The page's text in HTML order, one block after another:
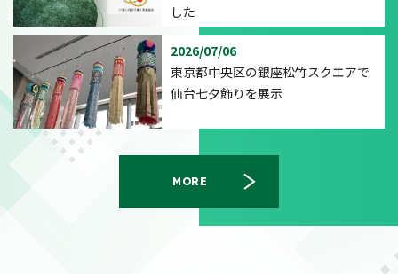
MORE
した
2026/07/06
東京都中央区の銀座松竹スクエアで
仙台七夕飾りを展示